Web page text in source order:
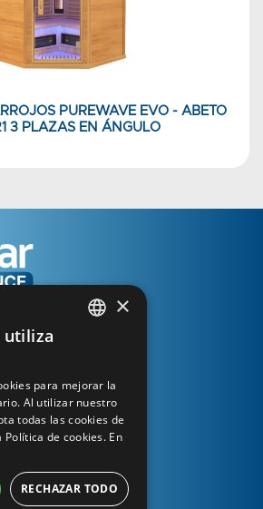
PUREWAVE EVO - ABETO
3 PLAZAS EN ÁNGULO
de venta
SPANISH
ITALIAN
GERMAN
×
utiliza
para mejorar la
Al utilizar nuestro
todas las cookies de
de cookies. En
RECHAZAR TODO